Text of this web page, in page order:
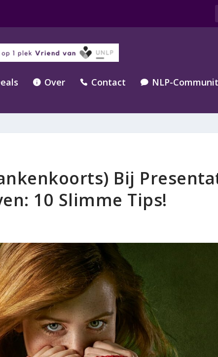
 Over  Contact  NLP-
Bij
10 Slimme Tips!